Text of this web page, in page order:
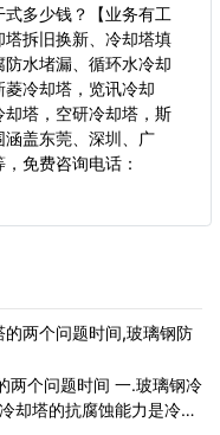
多少钱？【业务有工
拆旧换新、冷却塔填
水堵漏、循环水冷却
冷却塔，览讯冷却
塔，空研冷却塔，斯
盖东莞、深圳、广
免费咨询电话：
两个问题时间,玻璃钢防
两个问题时间 一.玻璃钢冷